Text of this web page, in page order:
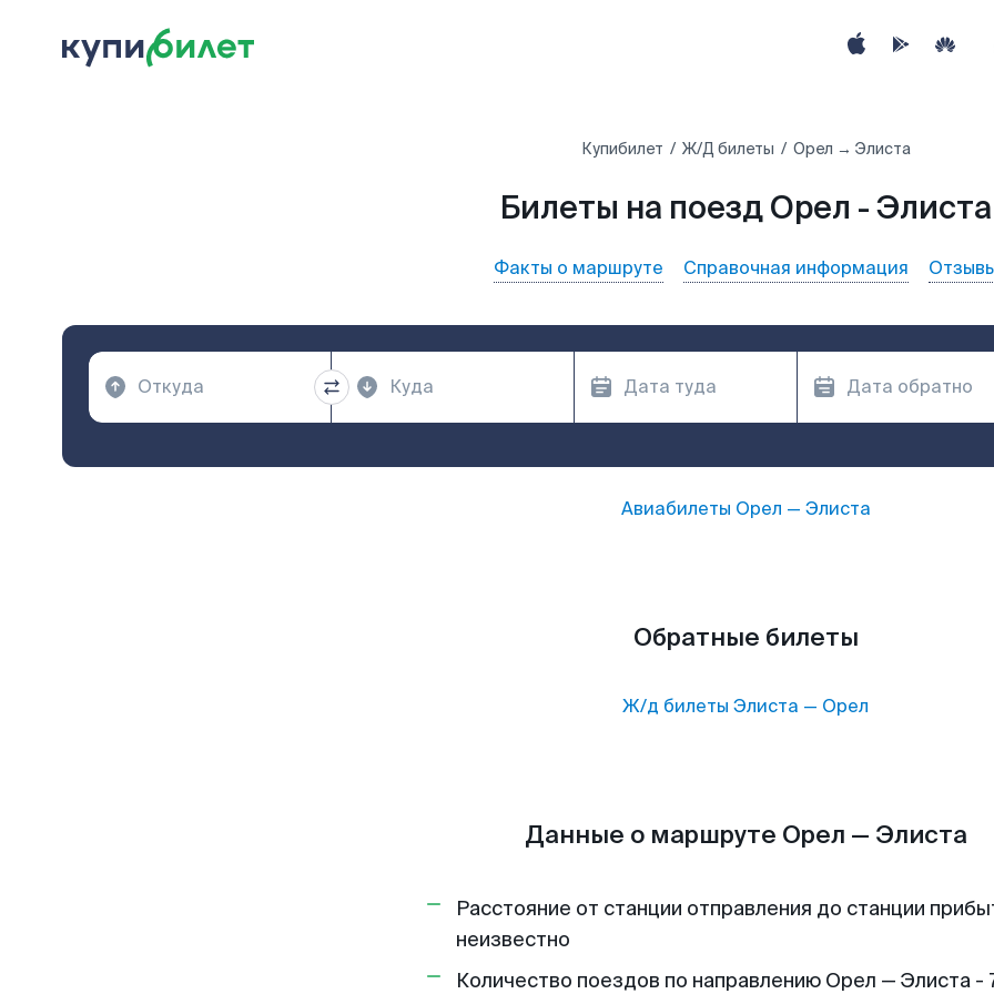
Купибилет Ж/Д билеты Орел → Элиста
Билеты на поезд Орел - Элиста
Факты о маршруте Справочная информация
Авиабилеты Орел — Элиста
Обратные билеты
Ж/д билеты Элиста — Орел
Данные о маршруте Орел — Элиста
Расстояние от станции отправления до станции
неизвестно
Количество поездов по направлению Орел — Элиста -